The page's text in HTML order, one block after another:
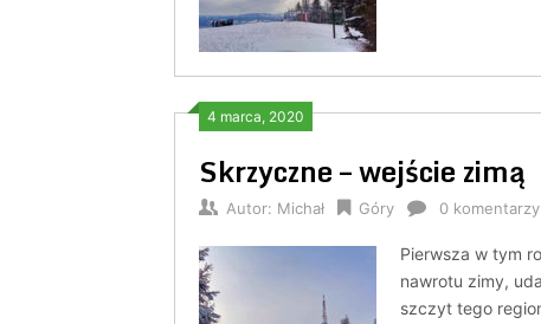
4 marca, 2020
Skrzyczne – wejście zimą
Autor: Michał Góry 0 komentarzy
Pierwsza w tym
nawrotu zimy,
szczyt tego